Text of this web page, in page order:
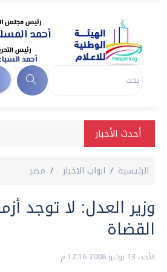
أحدث الأخبار
الرئيسية ابواب الاخبار مصر
وزير العدل: لا توجد
القضاة
الأحد، 13 يوليو 2008 12:16 م